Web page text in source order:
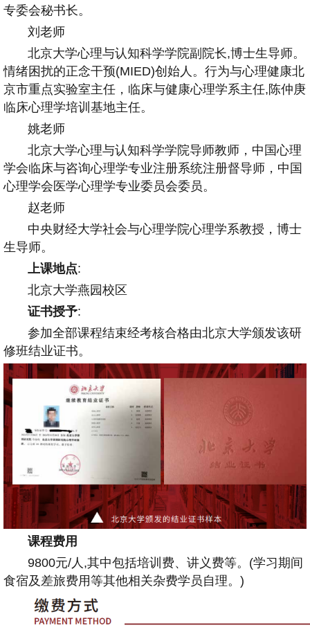
专委会秘书长。
刘老师
北京大学心理与认知科学学院副院长,博士生导师。
情绪困扰的正念干预(MIED)创始人。行为与心理健康北
京市重点实验室主任，临床与健康心理学系主任,陈仲庚
临床心理学培训基地主任。
姚老师
北京大学心理与认知科学学院导师教师，中国心理
学会临床与咨询心理学专业注册系统注册督导师，中国
心理学会医学心理学专业委员会委员。
赵老师
中央财经大学社会与心理学院心理学系教授，博士
生导师。
上课地点:
北京大学燕园校区
证书授予:
参加全部课程结束经考核合格由北京大学颁发该研
修班结业证书。
课程费用
9800元/人,其中包括培训费、讲义费等。(学习期间
食宿及差旅费用等其他相关杂费学员自理。)